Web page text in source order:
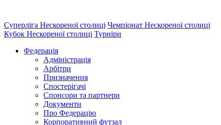
Суперліга Нескореної столиці Чемпіонат Нескореної столиці
Кубок Нескореної столиці Турніри
Федерація
Адміністрація
Арбітри
Призначення
Спостерігачі
Спонсори та партнери
Документи
Про Федерацію
Корпоративний футзал